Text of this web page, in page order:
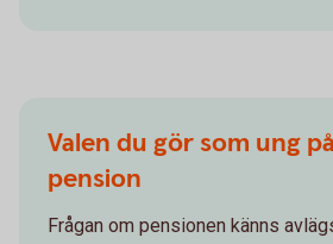
Valen du gör som ung
pension
Frågan om pensionen känns